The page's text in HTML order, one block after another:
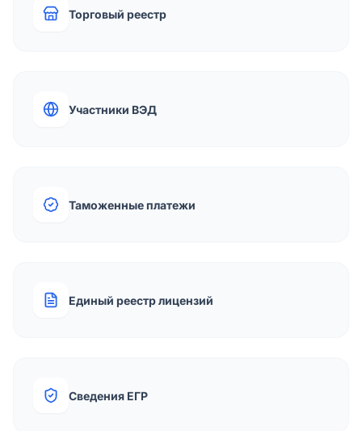
Торговый реестр
Участники ВЭД
Таможенные платежи
Единый реестр лицензий
Сведения ЕГР